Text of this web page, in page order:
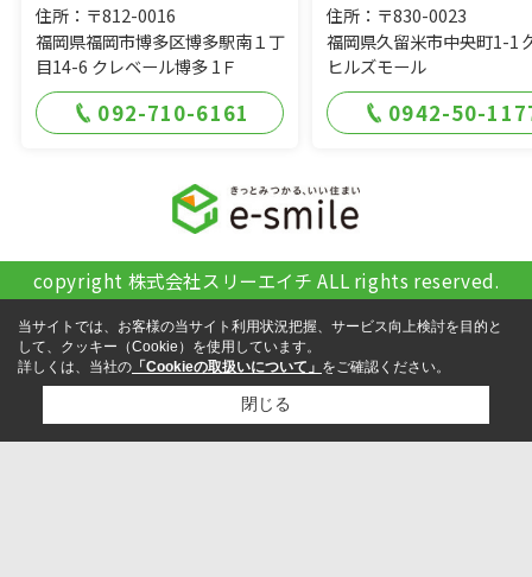
住所：〒812-0016
福岡県福岡市博多区博多駅南１丁
目14-6 クレベール博多 1Ｆ
092-710-6161
住所：〒830-0023
福岡県久留米市中央町1-1
ヒルズモール
0942-50-
copyright 株式会社スリーエイチ ALL rights reserved.
当サイトでは、お客様の当サイト利用状況把握、サービス向上検討を目的と
して、クッキー（Cookie）を使用しています。
詳しくは、当社の 「Cookieの取扱いについて」 をご確認ください。
閉じる